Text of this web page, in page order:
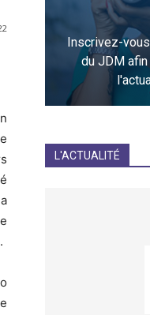
Inscrivez-
du JDM
L'ACTUALITÉ